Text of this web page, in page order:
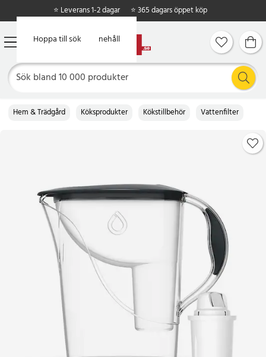
Hoppa till huvudinnehåll
Hoppa till sök
⭐ Leverans 1-2 dagar ⭐ 365 dagars öppet köp
Hem & Trädgård Köksprodukter Kökstillbehör Vattenfilter